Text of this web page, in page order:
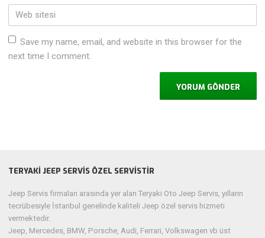
Adresi*
Web
sitesi
Save my name, email, and website in this browser for the
next time I comment.
TERYAKİ JEEP SERVİS ÖZEL SERVİSTİR
Jeep Servis firmaları arasında yer alan Teryaki Oto Jeep Servis, yılların
tecrübesiyle İstanbul genelinde kaliteli Jeep özel servis hizmeti
vermektedir.
Jeep, Mercedes, BMW, Porsche, Audi, Ferrari, Volkswagen vb üst